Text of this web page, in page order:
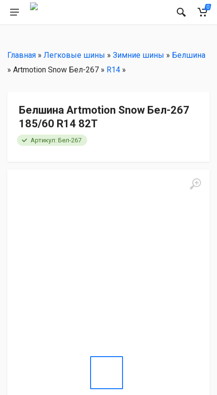
0
Главная » Легковые шины » Зимние шины » Белшина
» Artmotion Snow Бел-267 » R14 »
Белшина Artmotion Snow Бел-267
185/60 R14 82T
Артикул: Бел-267